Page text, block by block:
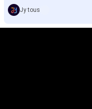
Jy tous